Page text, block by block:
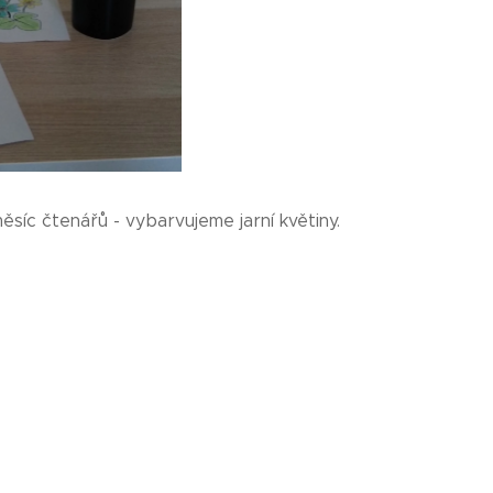
čtenářů - vybarvujeme jarní květiny.